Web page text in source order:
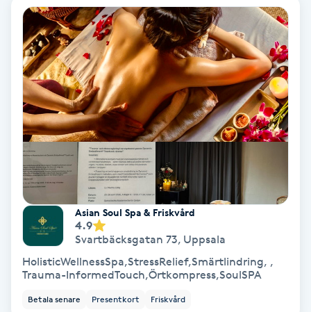
Läpptatuering
Makeup
Manikyr & Pedikyr
Massage
Medial vägledningAsian Soul Spa & Friskvård
4.9
Svartbäcksgatan 73, Uppsala
HolisticWellnessSpa,StressRelief,Smärtlindring, ,
Trauma-InformedTouch,Örtkompress,SoulSPA
Betala senare Presentkort Friskvård